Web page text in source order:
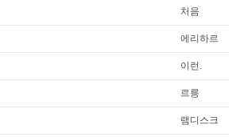
처음
에리하르
이런.
르릉
램디스크